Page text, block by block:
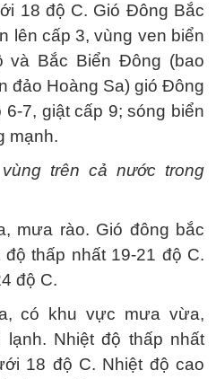
18 độ C. Gió Đông Bắc
lên cấp 3, vùng ven biển
và Bắc Biển Đông (bao
đảo Hoàng Sa) gió Đông
7, giật cấp 9; sóng biển
mạnh.
trên cả nước trong
mưa rào. Gió đông bắc
thấp nhất 19-21 độ C.
độ C.
có khu vực mưa vừa,
Nhiệt độ thấp nhất
18 độ C. Nhiệt độ cao